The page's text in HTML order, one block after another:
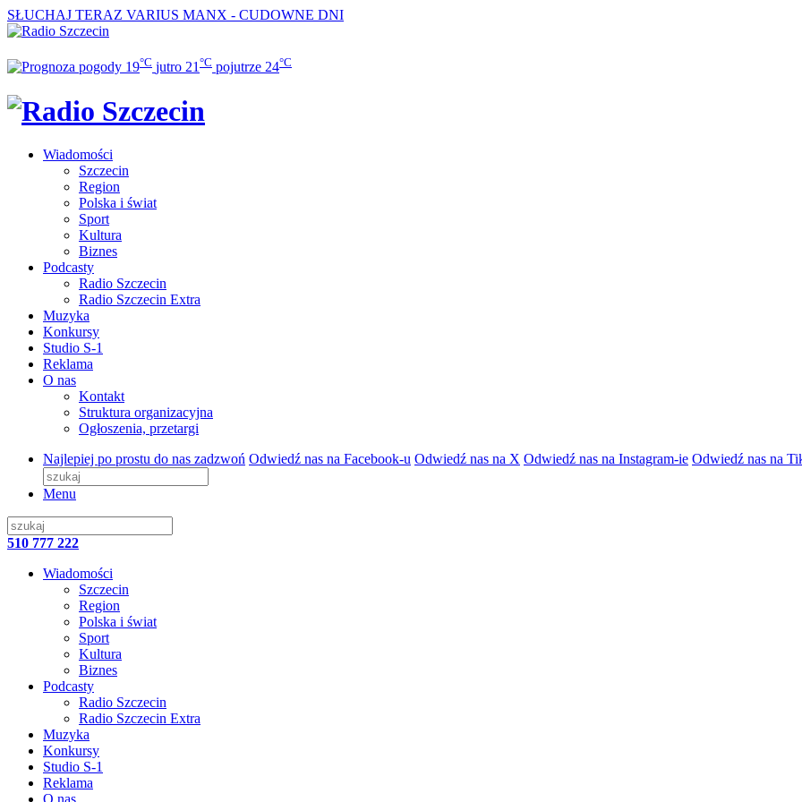
SŁUCHAJ TERAZ VARIUS MANX - CUDOWNE DNI
19°C jutro 21 °C pojutrze 24°C
Wiadomości
Szczecin
Region
Polska i świat
Sport
Kultura
Biznes
Podcasty
Radio Szczecin
Radio Szczecin Extra
Muzyka
Konkursy
Studio S-1
Reklama
O nas
Kontakt
Struktura organizacyjna
Ogłoszenia, przetargi
Najlepiej po prostu do nas zadzwoń Odwiedź nas na Facebook-u Odwiedź nas na X Odwiedź nas na Instagram-ie Odwiedź nas na
Menu
510 777 222
Wiadomości
Szczecin
Region
Polska i świat
Sport
Kultura
Biznes
Podcasty
Radio Szczecin
Radio Szczecin Extra
Muzyka
Konkursy
Studio S-1
Reklama